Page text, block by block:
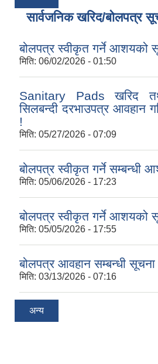
सार्वजनिक खरिद/बोलपत्र
बोलपत्र स्वीकृत गर्ने आशयको
मिति: 06/02/2026 - 01:50
Sanitary Pads खरिद
सिलबन्दी दरभाउपत्र आवहान
!
मिति: 05/27/2026 - 07:09
बोलपत्र स्वीकृत गर्ने सम्बन्धी
मिति: 05/06/2026 - 17:23
बोलपत्र स्वीकृत गर्ने आशयको
मिति: 05/05/2026 - 17:55
बोलपत्र आवहान सम्बन्धी सूचना
मिति: 03/13/2026 - 07:16
अन्य